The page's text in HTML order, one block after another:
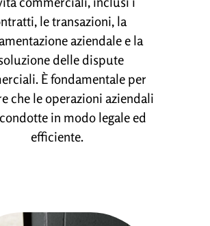
le transazioni, la
aziendale e la
delle dispute
È fondamentale per
che le operazioni aziendali
in modo legale ed
efficiente.